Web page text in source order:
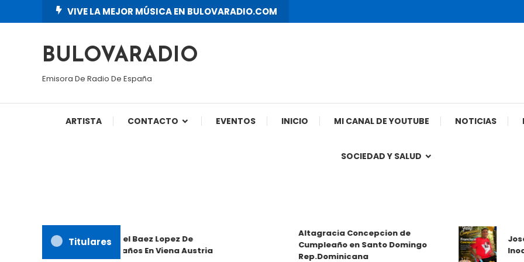
To
VIVE LA MEJOR MÚSICA EN BULOVARADIO.COM
BULOVARADIO
Emisora De Radio De España
ARTISTA CONTACTO EVENTOS INICIO MI CANAL DE YOUTUBE NOTICIAS
SOCIEDAD Y SALUD
Titulares
Enmanuel Baez Lopez De
Cumpleaños En Viena Austria
Altagracia Concepcion de
Cumpleaño en Santo Domingo
Rep.Dominicana
José